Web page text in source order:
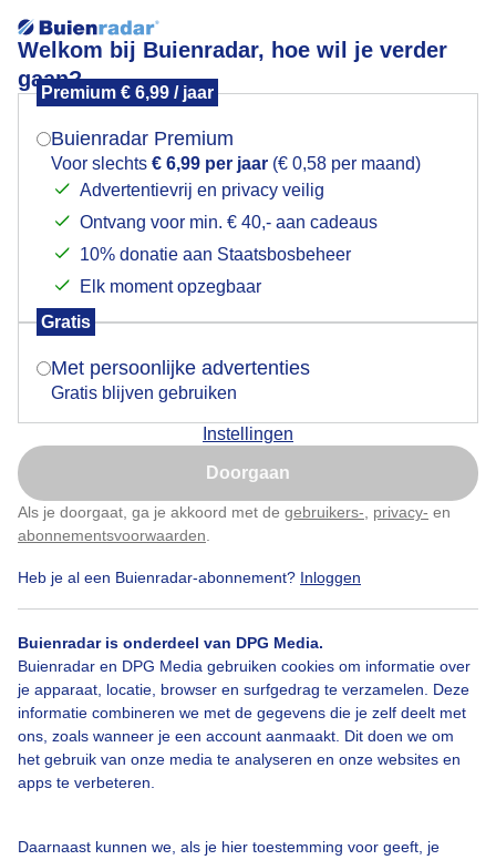
Welkom bij Buienradar, hoe wil je verder
gaan?
Premium € 6,99 / jaar
Buienradar Premium
Voor slechts € 6,99 per jaar (€ 0,58 per maand)
Advertentievrij en privacy veilig
Ontvang voor min. € 40,- aan cadeaus
10% donatie aan Staatsbosbeheer
Elk moment opzegbaar
Gratis
Met persoonlijke advertenties
Gratis blijven gebruiken
Instellingen
Doorgaan
Als je doorgaat, ga je akkoord met de gebruikers- privacy- en
abonnementsvoorwaarden
Heb je al een Buienradar-abonnement? Inloggen
Buienradar is onderdeel van DPG Media.
Buienradar en DPG Media gebruiken cookies om informatie over
je apparaat, locatie, browser en surfgedrag te verzamelen. Deze
informatie combineren we met de gegevens die je zelf deelt met
ons, zoals wanneer je een account aanmaakt. Dit doen we om
het gebruik van onze media te analyseren en onze websites en
apps te verbeteren.
Daarnaast kunnen we, als je hier toestemming voor geeft, je
Schuim op het strand van Noordwijk
Door: Joes Gemaakt: 06-05-2026, 10x bekeken
Een moment geduld aub...
Mogen we je locatie gebruiken voor het
Indien je hier nog geen akkoord op hebt gegeven,
verschijnt er zo een pop-up uit je browser waarin
Is goed, toon de popup
Nu niet, misschien later
Klik hierom dit aan te passen